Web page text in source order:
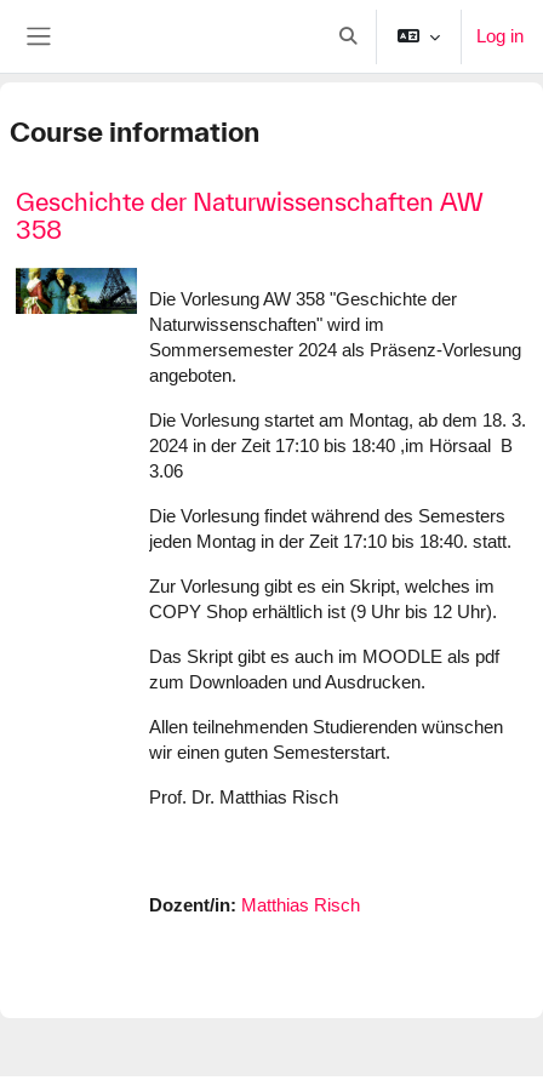
Toggle search input
Log in
Course information
Geschichte der Naturwissenschaften AW
358
Die Vorlesung AW 358 "Geschichte der
Naturwissenschaften" wird im
Sommersemester 2024 als Präsenz-Vorlesung
angeboten.
Die Vorlesung startet am Montag, ab dem 18. 3.
2024 in der Zeit 17:10 bis 18:40 ,im Hörsaal B
3.06
Die Vorlesung findet während des Semesters
jeden Montag in der Zeit 17:10 bis 18:40. statt.
Zur Vorlesung gibt es ein Skript, welches im
COPY Shop erhältlich ist (9 Uhr bis 12 Uhr).
Das Skript gibt es auch im MOODLE als pdf
zum Downloaden und Ausdrucken.
Allen teilnehmenden Studierenden wünschen
wir einen guten Semesterstart.
Prof. Dr. Matthias Risch
Dozent/in: Matthias Risch